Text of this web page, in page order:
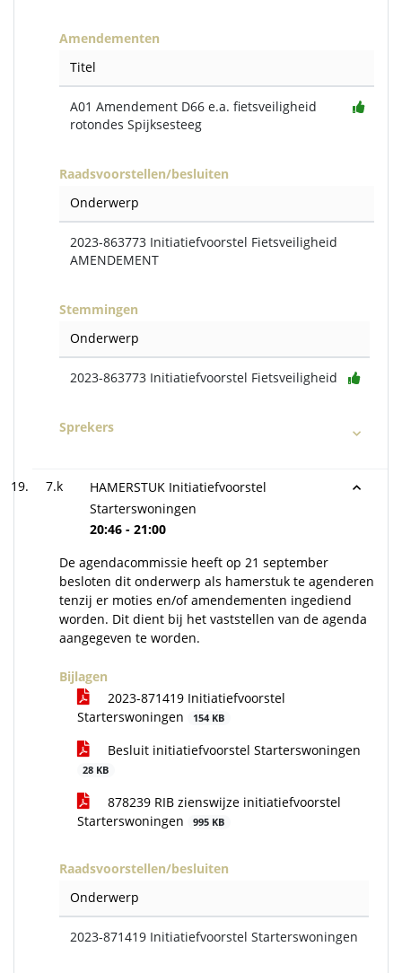
Amendementen
Titel
A01 Amendement D66 e.a. fietsveiligheid
rotondes Spijksesteeg
Raadsvoorstellen/besluiten
Onderwerp
2023-863773 Initiatiefvoorstel Fietsveiligheid
AMENDEMENT
Stemmingen
Onderwerp
2023-863773 Initiatiefvoorstel Fietsveiligheid
Sprekers
7.k
HAMERSTUK Initiatiefvoorstel
Starterswoningen
20:46 - 21:00
De agendacommissie heeft op 21 september
besloten dit onderwerp als hamerstuk te agenderen
tenzij er moties en/of amendementen ingediend
worden. Dit dient bij het vaststellen van de agenda
aangegeven te worden.
Bijlagen
2023-871419 Initiatiefvoorstel
Starterswoningen
154 KB
Besluit initiatiefvoorstel Starterswoningen
28 KB
878239 RIB zienswijze initiatiefvoorstel
Starterswoningen
995 KB
Raadsvoorstellen/besluiten
Onderwerp
2023-871419 Initiatiefvoorstel Starterswoningen